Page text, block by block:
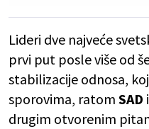
Lideri dve najveće
prvi put posle više od
stabilizacije odnosa,
sporovima, ratom SAD i
drugim otvorenim